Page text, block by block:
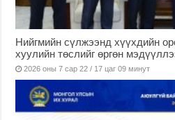
Нийгмийн сүлжээнд хүүхдийн
хуулийн төслийг өргөн
2026 оны 7 сар 22 / 17 цаг 09 минут